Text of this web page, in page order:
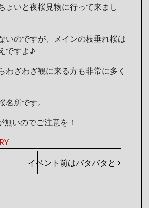
ょいと夜桜見物に行って来まし
いのですが、メインの枝垂れ桜は
ですよ♪
わざわざ観に来る方も非常に多く
所です。
いのでご注意を！
ゲーション
イベント前はバタバタと